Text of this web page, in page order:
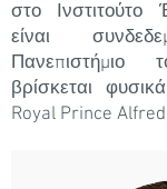
στο Ινστιτούτο
είναι
Πανεπιστήμιο
βρίσκεται
Royal Prince